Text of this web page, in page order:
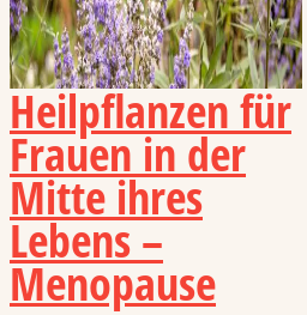
Heilpflanzen für
Frauen in der
Mitte ihres
Lebens –
Menopause